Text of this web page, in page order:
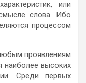
или
слова. Ибо
процессом
проявлениям
наиболее высоких
Среди первых